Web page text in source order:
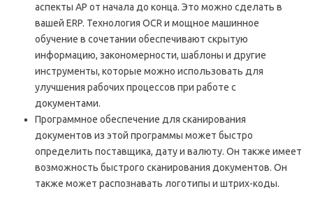
аспекты AP от начала до конца. Это можно сделать в
вашей ERP. Технология OCR и мощное машинное
обучение в сочетании обеспечивают скрытую
информацию, закономерности, шаблоны и другие
инструменты, которые можно использовать для
улучшения рабочих процессов при работе с
документами.
Программное обеспечение для сканирования
документов из этой программы может быстро
определить поставщика, дату и валюту. Он также имеет
возможность быстрого сканирования документов. Он
также может распознавать логотипы и штрих-коды.